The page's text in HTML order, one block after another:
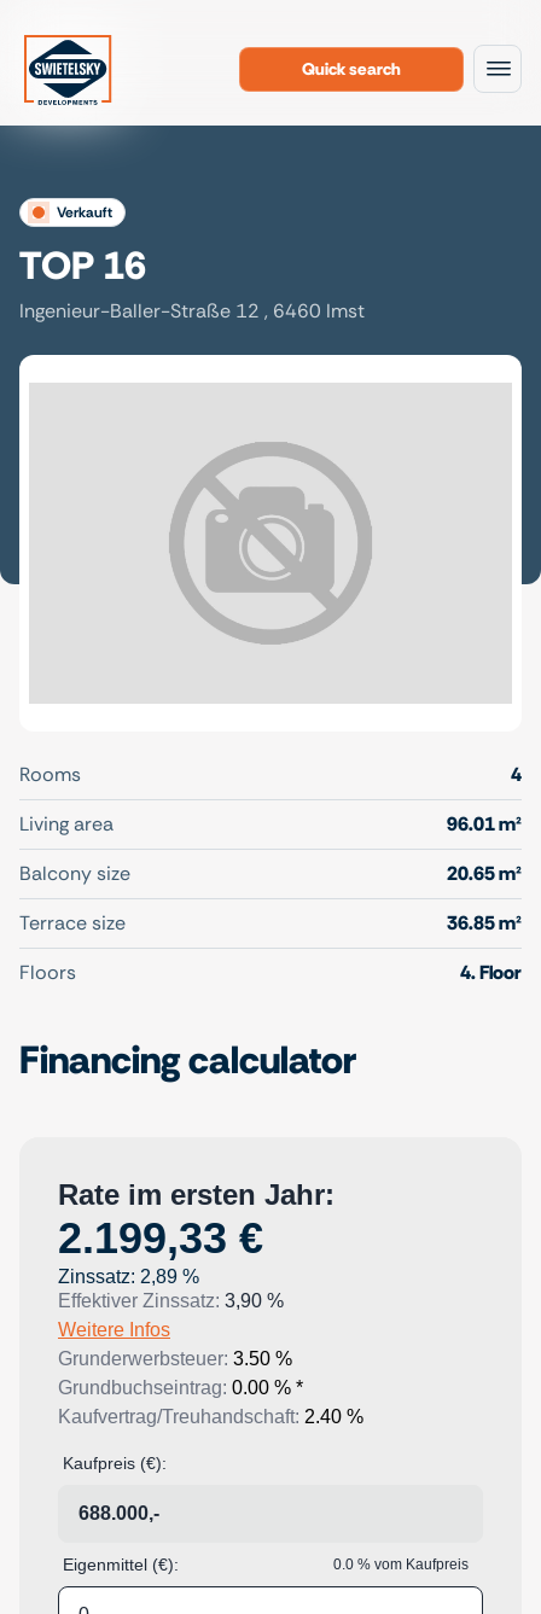
To the content Quick search
verkauft
TOP 16
Ingenieur-Baller-Straße 12 , 6460 Imst
Rooms
4
Living area
96.01 m²
Balcony size
20.65 m²
Terrace size
36.85 m²
Floors
4. Floor
Financing calculator